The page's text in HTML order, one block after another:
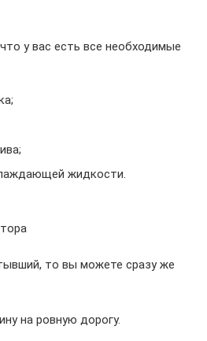
у вас есть все необходимые
жидкости.
то вы можете сразу же
на ровную дорогу.